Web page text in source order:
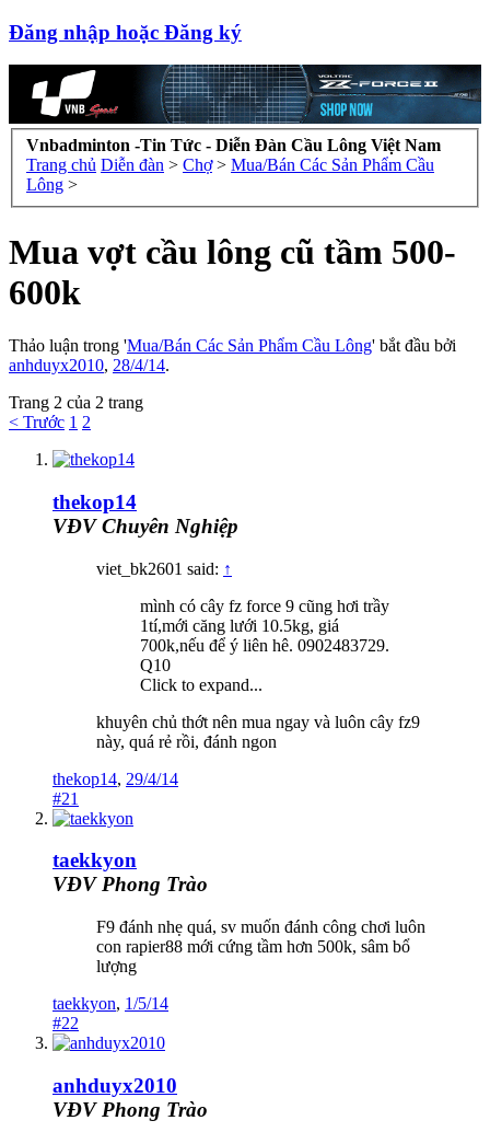
Đăng nhập hoặc Đăng ký
Vnbadminton -Tin Tức - Diễn Đàn Cầu Lông Việt Nam
Trang chủ Diễn đàn > Chợ > Mua/Bán Các Sản Phẩm Cầu
Lông >
Mua vợt cầu lông cũ tầm 500-
600k
Thảo luận trong 'Mua/Bán Các Sản Phẩm Cầu Lông' bắt đầu bởi
anhduyx2010, 28/4/14.
Trang 2 của 2 trang
< Trước 1 2
thekop14
VĐV Chuyên Nghiệp
viet_bk2601 said: ↑
mình có cây fz force 9 cũng hơi trầy
1tí,mới căng lưới 10.5kg, giá
700k,nếu để ý liên hê. 0902483729.
Q10
Click to expand...
khuyên chủ thớt nên mua ngay và luôn cây fz9
này, quá rẻ rồi, đánh ngon
thekop14, 29/4/14
#21
taekkyon
VĐV Phong Trào
F9 đánh nhẹ quá, sv muốn đánh công chơi luôn
con rapier88 mới cứng tầm hơn 500k, sâm bổ
lượng
taekkyon, 1/5/14
#22
anhduyx2010
VĐV Phong Trào